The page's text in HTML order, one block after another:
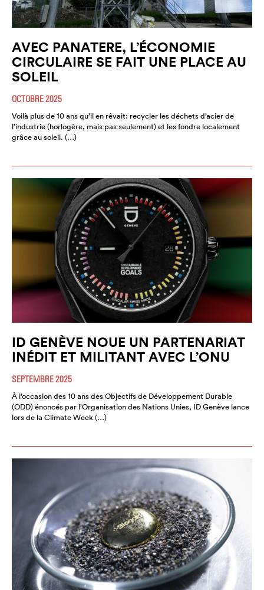
AVEC PANATERE, L’ÉCONOMIE
CIRCULAIRE SE FAIT UNE PLACE AU
SOLEIL
OCTOBRE 2025
Voilà plus de 10 ans qu’il en rêvait: recycler les déchets d’acier de
l’industrie (horlogère, mais pas seulement) et les fondre localement
grâce au soleil. (…)
ID GENÈVE NOUE UN PARTENARIAT
INÉDIT ET MILITANT AVEC L’ONU
SEPTEMBRE 2025
À l’occasion des 10 ans des Objectifs de Développement Durable
(ODD) énoncés par l’Organisation des Nations Unies, ID Genève lance
lors de la Climate Week (…)